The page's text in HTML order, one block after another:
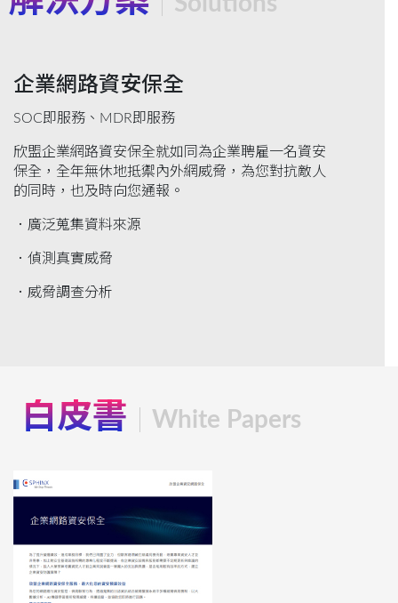
企業網路資安保全
SOC即服務、MDR即服務
欣盟企業網路資安保全就如同為企業聘雇一名資安
保全，全年無休地抵禦內外網威脅，為您對抗敵人
的同時，也及時向您通報。
．廣泛蒐集資料來源
．偵測真實威脅
．威脅調查分析
白皮書 White Papers